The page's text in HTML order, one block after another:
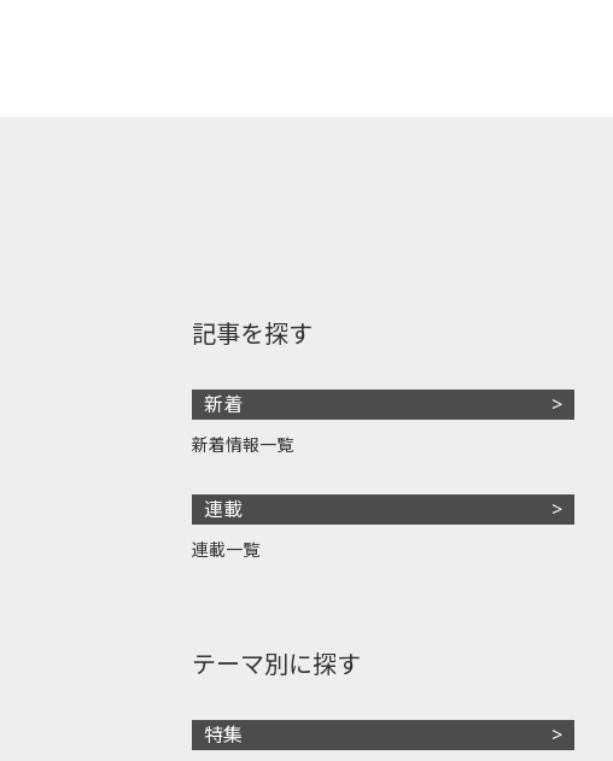
記事を探す
新着
新着情報一覧
連載
連載一覧
テーマ別に探す
特集